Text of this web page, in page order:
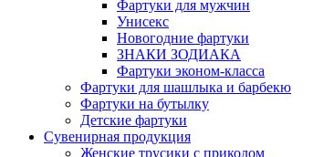
Фартуки для мужчин
Унисекс
Новогодние фартуки
ЗНАКИ ЗОДИАКА
Фартуки эконом-класса
Фартуки для шашлыка и барбекю
Фартуки на бутылку
Детские фартуки
Сувенирная продукция
Женские трусики с приколом